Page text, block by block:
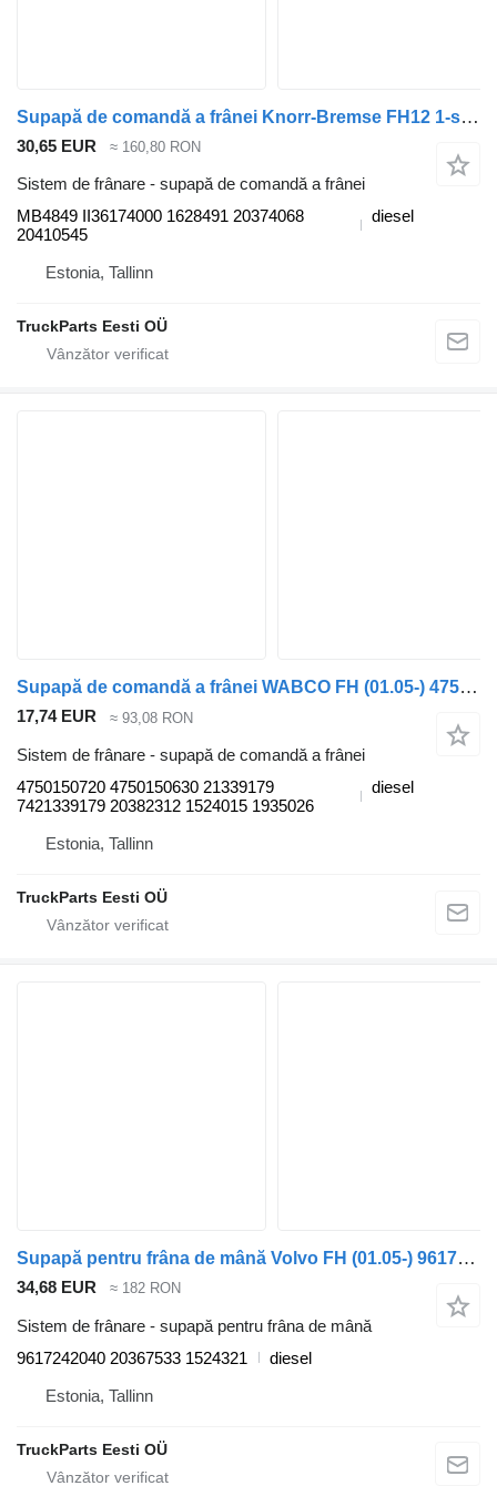
Supapă de comandă a frânei Knorr-Bremse FH12 1-seeria (01.93-12.02) MB4849 pentru cap tractor Volvo FH12, FH16, NH12, FH, VNL780 (1993-2014)
30,65 EUR ≈ 160,80 RON
Sistem de frânare - supapă de comandă a frânei
MB4849 II36174000 1628491 20374068
20410545
diesel
Estonia, Tallinn
TruckParts Eesti OÜ
Supapă de comandă a frânei WABCO FH (01.05-) 4750150720 pentru cap tractor Volvo FH12, FH16, NH12, FH, VNL780 (1993-2014)
17,74 EUR ≈ 93,08 RON
Sistem de frânare - supapă de comandă a frânei
4750150720 4750150630 21339179
7421339179 20382312 1524015 1935026
diesel
Estonia, Tallinn
TruckParts Eesti OÜ
Supapă pentru frâna de mână Volvo FH (01.05-) 9617242040 pentru cap tractor Volvo FH12, FH16, NH12, FH, VNL780 (1993-2014)
34,68 EUR ≈ 182 RON
Sistem de frânare - supapă pentru frâna de mână
9617242040 20367533 1524321
diesel
Estonia, Tallinn
TruckParts Eesti OÜ